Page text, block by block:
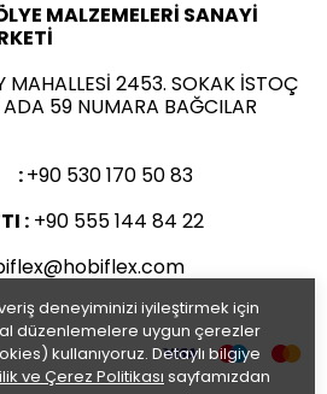
deneyiminizi iyileştirmek için
düzenlemelere uygun çerezler
kullanıyoruz. Detaylı bilgiye
ve Çerez Politikası sayfamızdan
MALZEMELERİ SANAYİ
MAHALLESİ 2453. SOKAK İSTOÇ
59 NUMARA BAĞCILAR
:+90 530 170 50 83
: +90 555 144 84 22